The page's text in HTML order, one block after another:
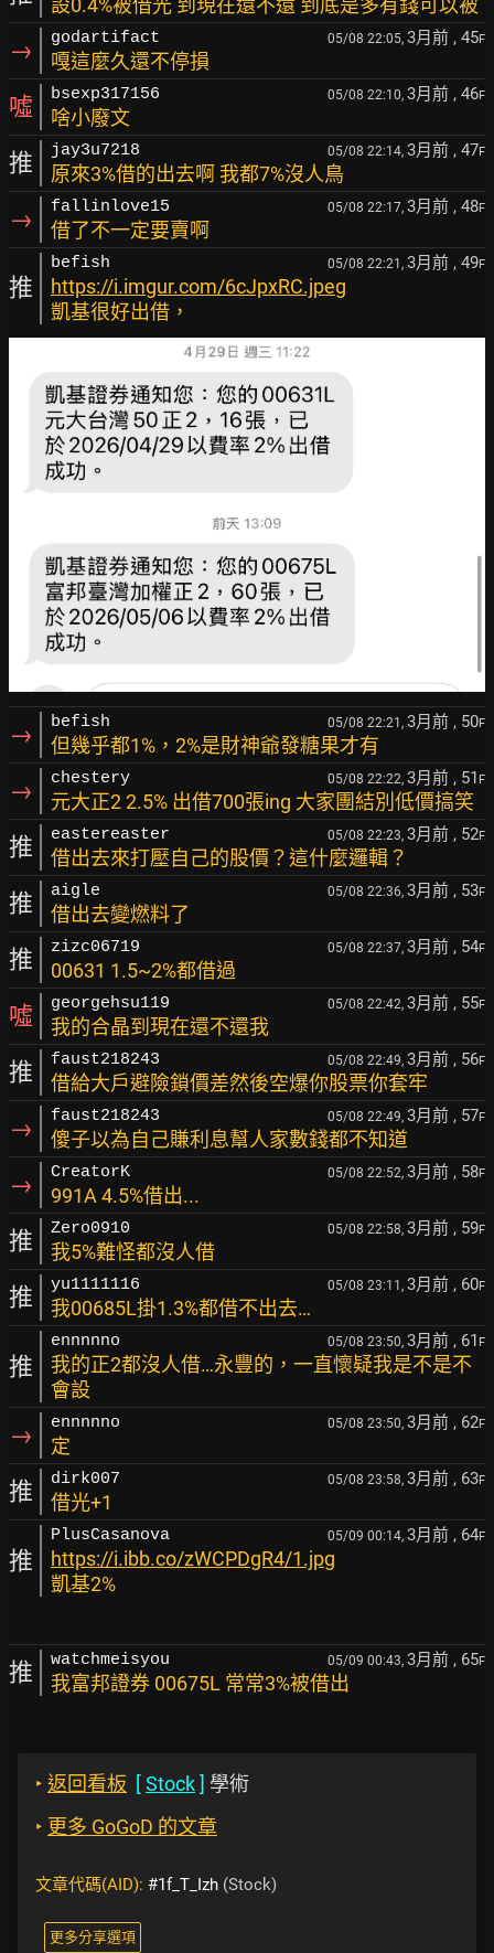
→ godartifact 05/08 22:05, 3月前 , 45F
嘎這麼久還不停損
噓 bsexp317156 05/08 22:10, 3月前 , 46F
啥小廢文
推 jay3u7218 05/08 22:14, 3月前 , 47F
原來3%借的出去啊 我都7%沒人鳥
→ fallinlove15 05/08 22:17, 3月前 , 48F
借了不一定要賣啊
推
befish 05/08 22:21, 3月前 , 49F
https://i.imgur.com/6cJpxRC.jpeg
凱基很好出借，
→ befish 05/08 22:21, 3月前 , 50F
但幾乎都1%，2%是財神爺發糖果才有
→ chestery 05/08 22:22, 3月前 , 51 F
元大正2 2.5% 出借700張ing 大家團結別低價搞笑
推 eastereaster 05/08 22:23, 3月前 , 52F
借出去來打壓自己的股價？這什麼邏輯？
推 aigle 05/08 22:36, 3月前 , 53F
借出去變燃料了
推 zizc06719 05/08 22:37, 3月前 , 54F
00631 1.5~2%都借過
噓 georgehsu119 05/08 22:42, 3月前 , 55F
我的合晶到現在還不還我
推 faust218243 05/08 22:49, 3月前 , 56F
借給大戶避險鎖價差然後空爆你股票你套牢
→ faust218243 05/08 22:49, 3月前 , 57F
傻子以為自己賺利息幫人家數錢都不知道
→ CreatorK 05/08 22:52, 3月前 , 58F
991A 4.5%借出...
推 Zero0910 05/08 22:58, 3月前 , 59F
我5%難怪都沒人借
推 yu1111116 05/08 23:11, 3月前 , 60F
我00685L掛1.3%都借不出去…
推
ennnnno 05/08 23:50, 3月前 , 61 F
我的正2都沒人借…永豐的，一直懷疑我是不是不
會設
→ ennnnno 05/08 23:50, 3月前 , 62F
定
推 dirk007 05/08 23:58, 3月前 , 63F
借光+1
推
PlusCasanova 05/09 00:14, 3月前 , 64F
https://i.ibb.co/zWCPDgR4/1.jpg
凱基2%
推 watchmeisyou 05/09 00:43, 3月前 , 65F
我富邦證券 00675L 常常3%被借出
‣ 返回看板 [Stock] 學術
‣ 更多 GoGoD 的文章
文章代碼(AID): #1f_T_Izh (Stock)
更多分享選項